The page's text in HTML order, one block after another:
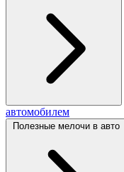
автомобилем
Полезные мелочи в авто